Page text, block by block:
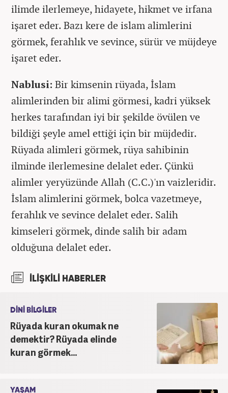
ilimde ilerlemeye, hidayete, hikmet ve irfana
işaret eder. Bazı kere de islam alimlerini
görmek, ferahlık ve sevince, sürür ve müjdeye
işaret eder.
Nablusi: Bir kimsenin rüyada, İslam
alimlerinden bir alimi görmesi, kadri yüksek
herkes tarafından iyi bir şekilde övülen ve
bildiği şeyle amel ettiği için bir müjdedir.
Rüyada alimleri görmek, rüya sahibinin
ilminde ilerlemesine delalet eder. Çünkü
alimler yeryüzünde Allah (C.C.)'ın vaizleridir.
İslam alimlerini görmek, bolca vazetmeye,
ferahlık ve sevince delalet eder. Salih
kimseleri görmek, dinde salih bir adam
olduğuna delalet eder.
İLİŞKİLİ HABERLER
DİNİ BİLGİLER
Rüyada kuran okumak ne
demektir? Rüyada elinde
kuran görmek...
YAŞAM